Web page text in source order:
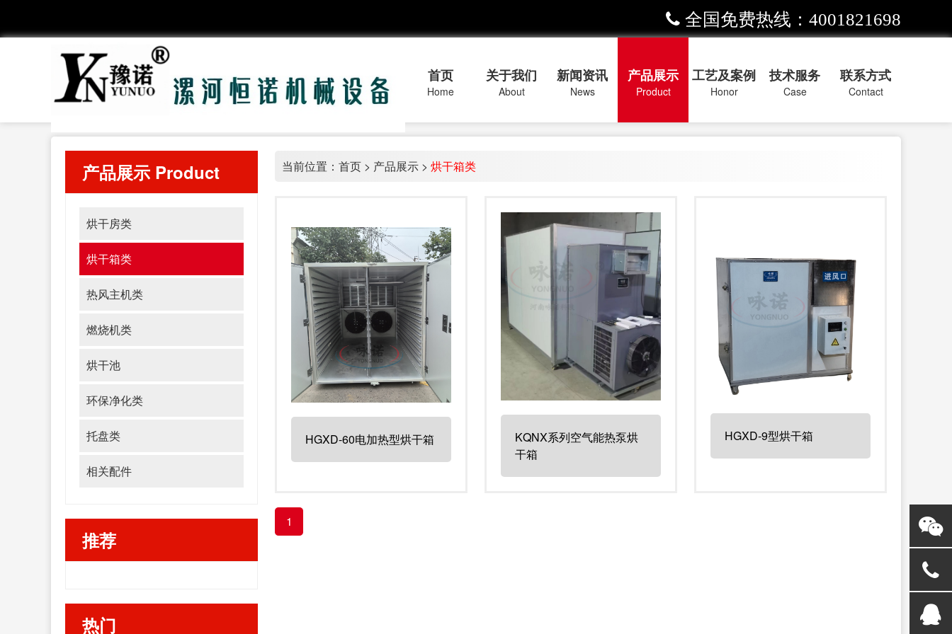
全国免费热线：4001821698
首页
Home
关于我们
About
新闻资讯
News
产品展示
Product
工艺及案例
Honor
技术服务
Case
联系方式
Contact
产品展示 Product
烘干房类
烘干箱类
热风主机类
燃烧机类
烘干池
环保净化类
托盘类
相关配件
推荐
热门
当前位置： 首页 > 产品展示 > 烘干箱类
HGXD-60电加热型烘干箱
KQNX系列空气能热泵烘
干箱
HGXD-9型烘干箱
1